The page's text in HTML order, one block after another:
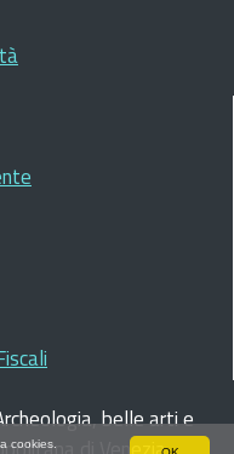
cookies.
belle arti e